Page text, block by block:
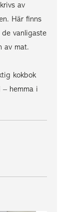
av
Här finns
vanligaste
av mat.
kokbok
hemma i